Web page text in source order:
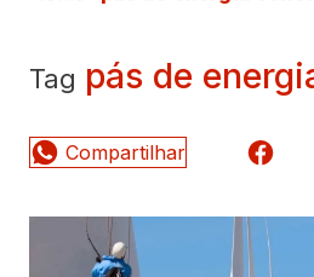
Tag pás de